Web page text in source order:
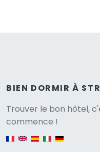
BIEN DORMIR À
Trouver le bon hôtel,
commence !